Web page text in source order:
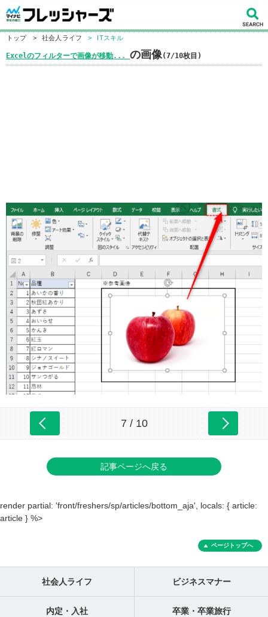
トップ > 社会人ライフ > ITスキル
Excelのフィルターで画像が移動... の画像(7/10枚目)
7 / 10
記事ページへ戻る
render partial: 'front/freshers/sp/articles/bottom_aja', locals: { article:
article } %>
ページトップへ
社会人ライフ ビジネスマナー
内定・入社 卒業・卒業旅行